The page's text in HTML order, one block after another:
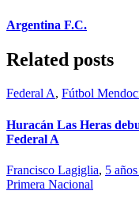
Argentina F.C.
Related posts
Federal A, Fútbol
Huracán Las Heras
Federal A
Francisco Lagiglia, 5
Primera Nacional